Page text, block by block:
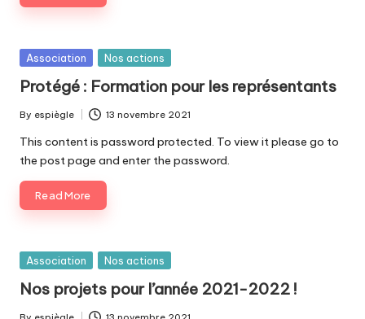
Posted
Association Nos actions
Protégé : Formation pour les représentants
Posted
by
By espiègle 13 novembre 2021
This content is password protected. To view it please go to
the post page and enter the password.
Read More
Posted
Association Nos actions
Nos projets pour l’année 2021-2022 !